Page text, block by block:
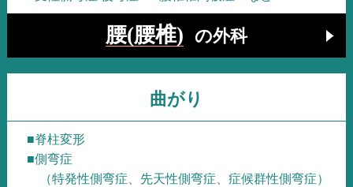
腰(腰椎) の外科
曲がり
■脊柱変形
■側弯症
（特発性側弯症、先天性側弯症、症候群性側弯症）